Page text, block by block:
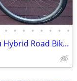
• • • • • • • •
Beautiful Giant Cypress DX Step-Thru Hybrid Road Bike (Medium)